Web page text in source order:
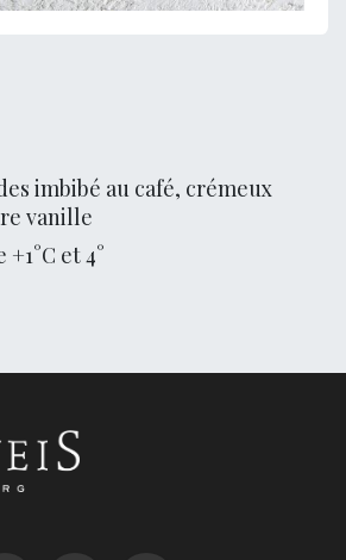
imbibé au café, crémeux
vanille
et 4°